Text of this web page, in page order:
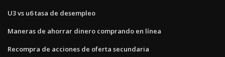
U3 vs u6 tasa de desempleo
Maneras de ahorrar dinero comprando en línea
Recompra de acciones de oferta secundaria